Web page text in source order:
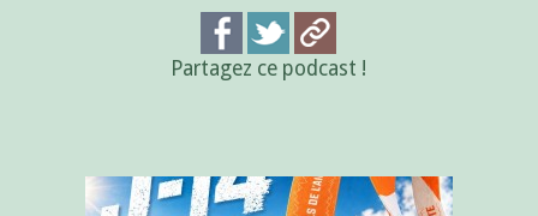
Partagez ce podcast !